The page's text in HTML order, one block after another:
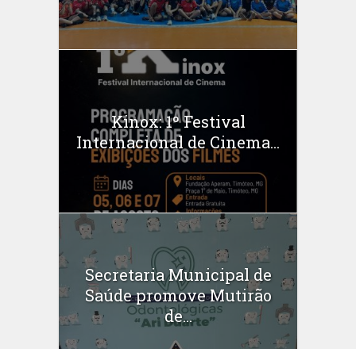
Kinox: 1º Festival
Internacional de Cinema...
Secretaria Municipal de
Saúde promove Mutirão
de...